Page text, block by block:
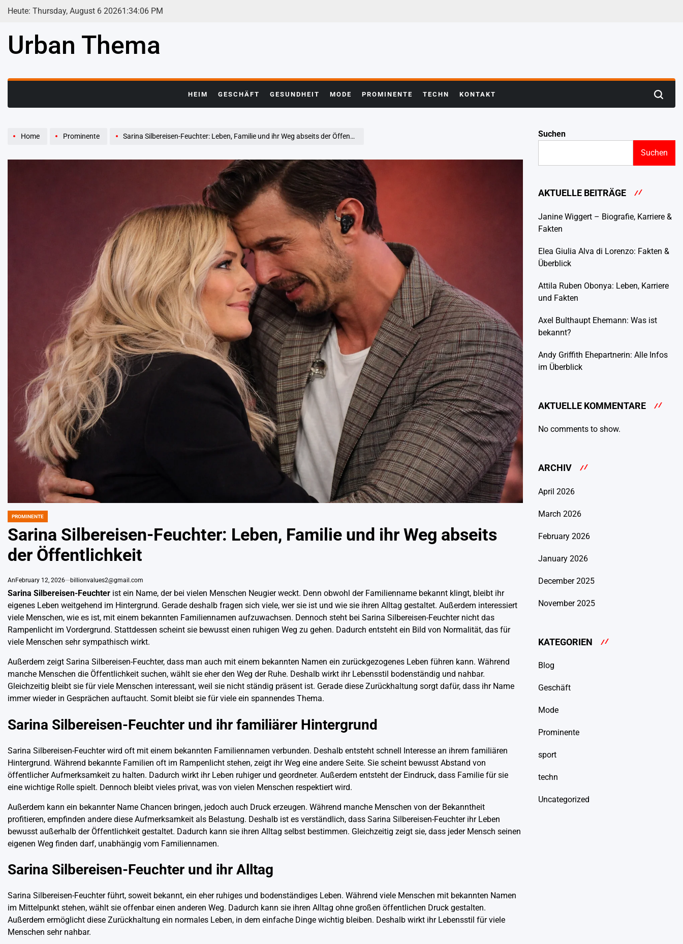
Skip
Heute: Thursday, August 6 20261 :34:07 PM
Urban Thema
HEIM GESCHÄFT GESUNDHEIT MODE PROMINENTE TECHN KONTAKT Search
Home Prominente Sarina Silbereisen-Feuchter: Leben, Familie und ihr Weg abseits der Öffentlichkeit
POSTED
PROMINENTE
Sarina Silbereisen-Feuchter: Leben, Familie und ihr Weg abseits
der Öffentlichkeit
An February 12, 2026 billionvalues2@gmail.com
Sarina Silbereisen-Feuchter ist ein Name, der bei vielen Menschen Neugier weckt. Denn obwohl der Familienname bekannt klingt, bleibt ihr
eigenes Leben weitgehend im Hintergrund. Gerade deshalb fragen sich viele, wer sie ist und wie sie ihren Alltag gestaltet. Außerdem interessiert
viele Menschen, wie es ist, mit einem bekannten Familiennamen aufzuwachsen. Dennoch steht bei Sarina Silbereisen-Feuchter nicht das
Rampenlicht im Vordergrund. Stattdessen scheint sie bewusst einen ruhigen Weg zu gehen. Dadurch entsteht ein Bild von Normalität, das für
viele Menschen sehr sympathisch wirkt.
Außerdem zeigt Sarina Silbereisen-Feuchter, dass man auch mit einem bekannten Namen ein zurückgezogenes Leben führen kann. Während
manche Menschen die Öffentlichkeit suchen, wählt sie eher den Weg der Ruhe. Deshalb wirkt ihr Lebensstil bodenständig und nahbar.
Gleichzeitig bleibt sie für viele Menschen interessant, weil sie nicht ständig präsent ist. Gerade diese Zurückhaltung sorgt dafür, dass ihr Name
immer wieder in Gesprächen auftaucht. Somit bleibt sie für viele ein spannendes Thema.
Sarina Silbereisen-Feuchter und ihr familiärer Hintergrund
Sarina Silbereisen-Feuchter wird oft mit einem bekannten Familiennamen verbunden. Deshalb entsteht schnell Interesse an ihrem familiären
Hintergrund. Während bekannte Familien oft im Rampenlicht stehen, zeigt ihr Weg eine andere Seite. Sie scheint bewusst Abstand von
öffentlicher Aufmerksamkeit zu halten. Dadurch wirkt ihr Leben ruhiger und geordneter. Außerdem entsteht der Eindruck, dass Familie für sie
eine wichtige Rolle spielt. Dennoch bleibt vieles privat, was von vielen Menschen respektiert wird.
Außerdem kann ein bekannter Name Chancen bringen, jedoch auch Druck erzeugen. Während manche Menschen von der Bekanntheit
profitieren, empfinden andere diese Aufmerksamkeit als Belastung. Deshalb ist es verständlich, dass Sarina Silbereisen-Feuchter ihr Leben
bewusst außerhalb der Öffentlichkeit gestaltet. Dadurch kann sie ihren Alltag selbst bestimmen. Gleichzeitig zeigt sie, dass jeder Mensch seinen
eigenen Weg finden darf, unabhängig vom Familiennamen.
Sarina Silbereisen-Feuchter und ihr Alltag
Sarina Silbereisen-Feuchter führt, soweit bekannt, ein eher ruhiges und bodenständiges Leben. Während viele Menschen mit bekannten Namen
im Mittelpunkt stehen, wählt sie offenbar einen anderen Weg. Dadurch kann sie ihren Alltag ohne großen öffentlichen Druck gestalten.
Außerdem ermöglicht diese Zurückhaltung ein normales Leben, in dem einfache Dinge wichtig bleiben. Deshalb wirkt ihr Lebensstil für viele
Menschen sehr nahbar.
Suchen
Suchen
AKTUELLE BEITRÄGE
Janine Wiggert – Biografie, Karriere &
Fakten
Elea Giulia Alva di Lorenzo: Fakten &
Überblick
Attila Ruben Obonya: Leben, Karriere
und Fakten
Axel Bulthaupt Ehemann: Was ist
bekannt?
Andy Griffith Ehepartnerin: Alle Infos
im Überblick
AKTUELLE KOMMENTARE
No comments to show.
ARCHIV
April 2026
March 2026
February 2026
January 2026
December 2025
November 2025
KATEGORIEN
Blog
Geschäft
Mode
Prominente
sport
techn
Uncategorized